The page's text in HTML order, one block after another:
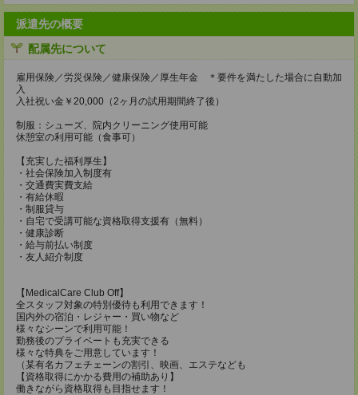
派遣先の概要
配属先について
雇用保険／労災保険／健康保険／厚生年金 ＊要件を満たした場合に自動加
入
入社祝い金￥20,000（2ヶ月の試用期間終了後）
制服：シューズ、院内クリーニング使用可能
休憩室の利用可能（食事可）
【充実した福利厚生】
・社会保険加入制度有
・交通費実費支給
・有給休暇
・制服貸与
・自宅で受講可能な資格取得支援有（無料）
・健康診断
・給与前払い制度
・友人紹介制度
【MedicalCare Club Off】
全スタッフ対象の特別優待も利用できます！
国内外の宿泊・レジャー・買い物など
様々なシーンで利用可能！
勤務後のプライベートも充実できる
様々な特典をご用意しています！
（某有名カフェチェーンの割引、映画、エステなども
【資格取得にかかる費用の補助あり】
働きながら資格取得も目指せます！